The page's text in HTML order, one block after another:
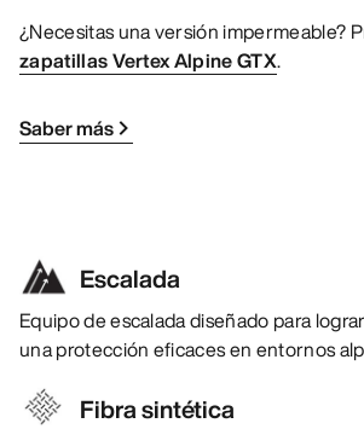
¿Necesitas una versión impermeable?
zapatillas Vertex Alpine GTX.
Saber más
Escalada
Equipo de escalada diseñado para
una protección eficaces en entornos
Fibra sintética